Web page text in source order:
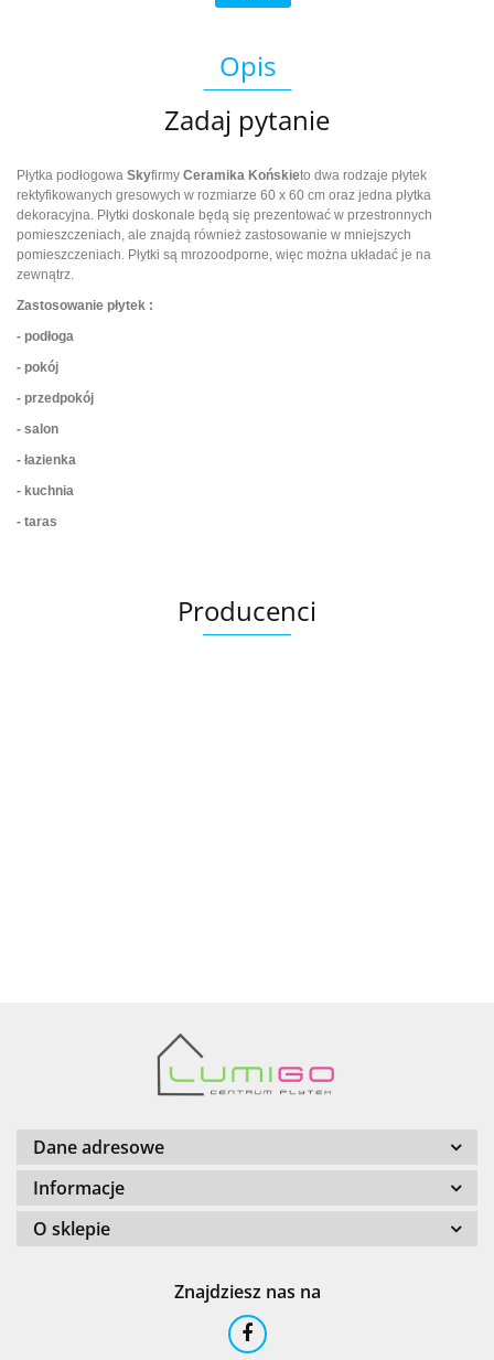
Opis
Zadaj pytanie
Płytka podłogowa Skyfirmy Ceramika Końskieto dwa rodzaje płytek
rektyfikowanych gresowych w rozmiarze 60 x 60 cm oraz jedna płytka
dekoracyjna. Płytki doskonale będą się prezentować w przestronnych
pomieszczeniach, ale znajdą również zastosowanie w mniejszych
pomieszczeniach. Płytki są mrozoodporne, więc można układać je na
zewnątrz.
Zastosowanie płytek :
- podłoga
- pokój
- przedpokój
- salon
- łazienka
- kuchnia
- taras
Producenci
Barwolf
Dane adresowe
Informacje
O sklepie
Znajdziesz nas na